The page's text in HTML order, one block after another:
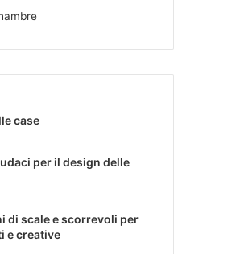
case
per il design delle
di scale e scorrevoli per
e creative